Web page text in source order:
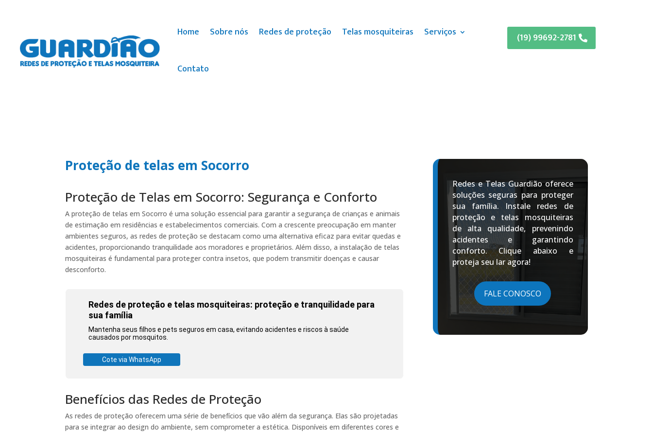
Home Sobre nós Redes de proteção Telas mosquiteiras Serviços
Contato
(19) 99692-2781
Proteção de telas em Socorro
Proteção de Telas em Socorro: Segurança e Conforto
A proteção de telas em Socorro é uma solução essencial para garantir a segurança de crianças e animais
de estimação em residências e estabelecimentos comerciais. Com a crescente preocupação em manter
ambientes seguros, as redes de proteção se destacam como uma alternativa eficaz para evitar quedas e
acidentes, proporcionando tranquilidade aos moradores e proprietários. Além disso, a instalação de telas
mosquiteiras é fundamental para proteger contra insetos, que podem transmitir doenças e causar
desconforto.
Redes de proteção e telas mosquiteiras: proteção e tranquilidade para
sua família
Mantenha seus filhos e pets seguros em casa, evitando acidentes e riscos à saúde
causados por mosquitos.
Cote via WhatsApp
Benefícios das Redes de Proteção
As redes de proteção oferecem uma série de benefícios que vão além da segurança. Elas são projetadas
para se integrar ao design do ambiente, sem comprometer a estética. Disponíveis em diferentes cores e
Redes e Telas Guardião oferece
soluções seguras para proteger
sua família. Instale redes de
proteção e telas mosquiteiras
de alta qualidade, prevenindo
acidentes e garantindo
conforto. Clique abaixo e
proteja seu lar agora!
FALE CONOSCO